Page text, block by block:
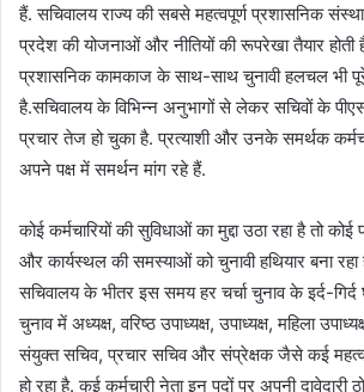
हैं. सचिवालय राज्य की सबसे महत्वपूर्ण प्रशासनिक संस्था
प्रदेश की योजनाओं और नीतियों की रूपरेखा तैयार होती
प्रशासनिक कामकाज के साथ-साथ चुनावी हलचल भी
है.सचिवालय के विभिन्न अनुभागों से लेकर सचिवों के
प्रचार तेज हो चुका है. प्रत्याशी और उनके समर्थक
अपने पक्ष में समर्थन मांग रहे हैं.
कोई कर्मचारियों की सुविधाओं का मुद्दा उठा रहा है तो
और कार्यस्थल की समस्याओं को चुनावी हथियार बना
सचिवालय के भीतर इस समय हर चर्चा चुनाव के इर्द-
चुनाव में अध्यक्ष, वरिष्ठ उपाध्यक्ष, उपाध्यक्ष, महिला
संयुक्त सचिव, प्रचार सचिव और संप्रेक्षक जैसे कई
हो रहा है. कई कर्मचारी नेता इन पदों पर अपनी